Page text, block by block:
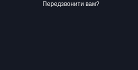
Передзвонити вам?